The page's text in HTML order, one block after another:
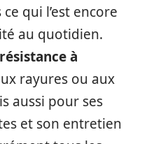
qui l’est encore
au quotidien.
à
rayures ou aux
aussi pour ses
et son entretien